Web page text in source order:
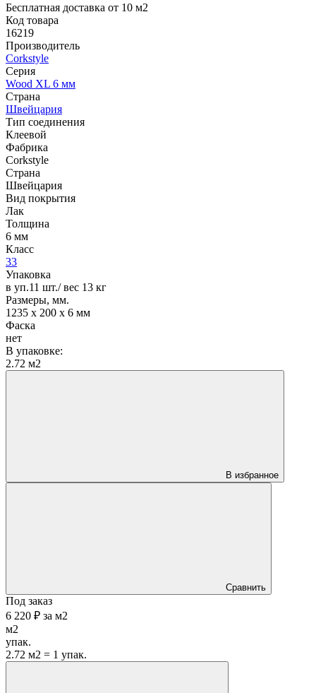
Бесплатная доставка от 10 м2
Код товара
16219
Производитель
Corkstyle
Серия
Wood XL 6 мм
Страна
Швейцария
Тип соединения
Клеевой
Фабрика
Corkstyle
Страна
Швейцария
Вид покрытия
Лак
Толщина
6 мм
Класс
33
Упаковка
в уп.11 шт./ вес 13 кг
Размеры, мм.
1235 х 200 х 6 мм
Фаска
нет
В упаковке:
2.72 м2
В избранное
Сравнить
Под заказ
6 220 ₽ за м2
м2
упак.
2.72 м2 = 1 упак.